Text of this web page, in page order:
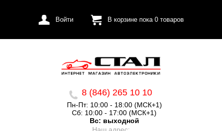
Войти В корзине пока 0товаров
8 (846) 265 10 10
Пн-Пт: 10:00 - 18:00 (МСК+1)
Сб: 10:00 - 17:00 (МСК+1)
Вс: выходной